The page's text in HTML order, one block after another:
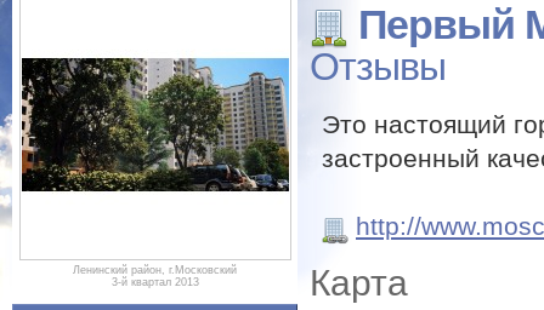
Ленинский район, г.Московский
3-й квартал 2013
Первый
Отзывы
Это настоящий
застроенный
http://
Карта